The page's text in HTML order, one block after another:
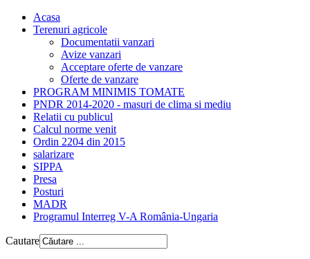
Acasa
Terenuri agricole
Documentatii vanzari
Avize vanzari
Acceptare oferte de vanzare
Oferte de vanzare
PROGRAM MINIMIS TOMATE
PNDR 2014-2020 - masuri de clima si mediu
Relatii cu publicul
Calcul norme venit
Ordin 2204 din 2015
salarizare
SIPPA
Presa
Posturi
MADR
Programul Interreg V-A România-Ungaria
Cautare